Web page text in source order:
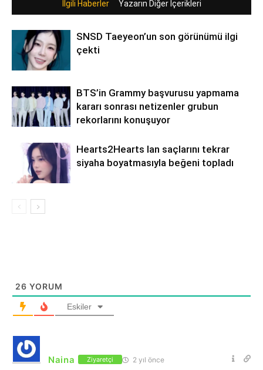
İlgili Haberler Yazarın Diğer İçerikleri
SNSD Taeyeon’un son görünümü ilgi
çekti
BTS’in Grammy başvurusu yapmama
kararı sonrası netizenler grubun
rekorlarını konuşuyor
Hearts2Hearts Ian saçlarını tekrar
siyaha boyatmasıyla beğeni topladı
26 YORUM
Eskiler
Naina Ziyaretçi 2 yıl önce